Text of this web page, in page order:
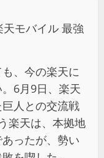
天モバイル 最強
、今の楽天に
6月9日、楽天
人との交流戦
楽天は、本拠地
ったが、勢い